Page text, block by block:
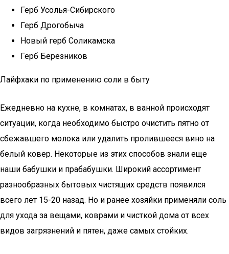
Герб Усолья-Сибирского
Герб Дрогобыча
Новый герб Соликамска
Герб Березников
Лайфхаки по применению соли в быту
Ежедневно на кухне, в комнатах, в ванной происходят
ситуации, когда необходимо быстро очистить пятно от
сбежавшего молока или удалить пролившееся вино на
белый ковер. Некоторые из этих способов знали еще
наши бабушки и прабабушки. Широкий ассортимент
разнообразных бытовых чистящих средств появился
всего лет 15-20 назад. Но и ранее хозяйки применяли соль
для ухода за вещами, коврами и чисткой дома от всех
видов загрязнений и пятен, даже самых стойких.